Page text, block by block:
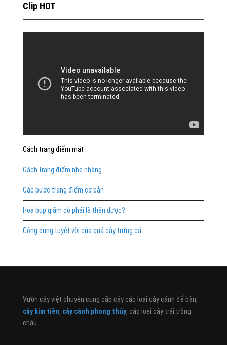
Clip HOT
Cách trang điểm mắt
Cách trang điểm nhẹ nhàng
Các bước trang điểm cơ bản
Hoa bụp giấm có phải là thần dược?
Công dụng tuyệt vời của quả cây trứng cá
Vườn cây việt chuyên cung cấp cây các loại cây cảnh để bàn,
cây kim tiền, cây cảnh phong thủy, các loại cây trái trồng
chậu